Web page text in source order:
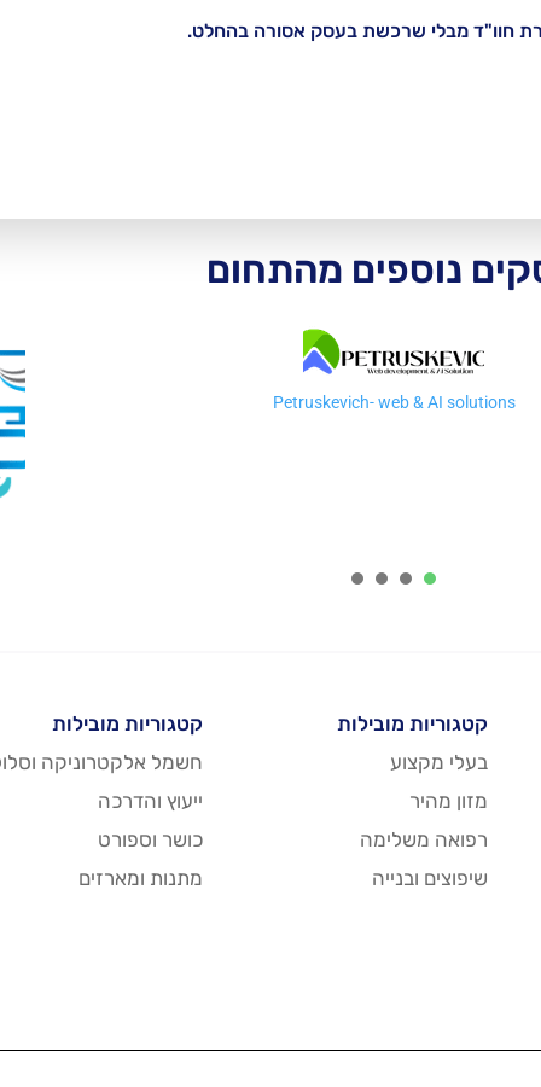
חוו"ד מבלי שרכשת בעסק אסורה בהחלט.
נוספים מהתחום
Petruskevich- web & AI solutions
קטגוריות מובילות
בעלי מקצוע
מזון מהיר
רפואה משלימה
שיפוצים ובנייה
קטגוריות מובילות
חשמל אלקטרוניקה
ייעוץ והדרכה
כושר וספורט
מתנות ומארזים